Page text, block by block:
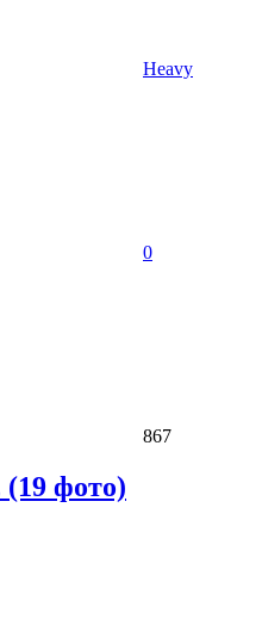
Heavy
0
867
фото)